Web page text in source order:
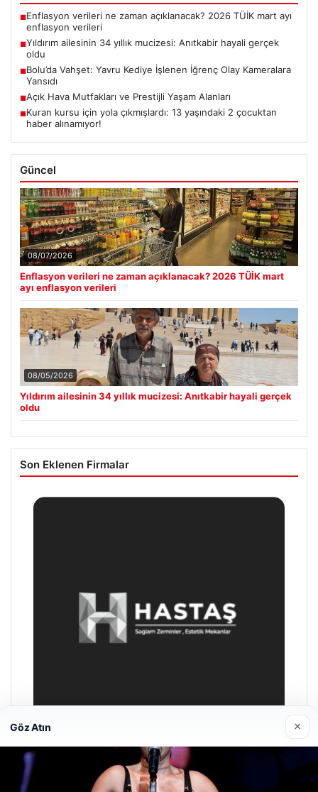
■Enflasyon verileri ne zaman açıklanacak? 2026 TÜİK mart ayı
enflasyon verileri
■Yıldırım ailesinin 34 yıllık mucizesi: Anıtkabir hayali gerçek
oldu
■Bolu’da Vahşet: Yavru Kediye İşlenen İğrenç Olay Kameralara
Yansıdı
■Açık Hava Mutfakları ve Prestijli Yaşam Alanları
■Kuran kursu için yola çıkmışlardı: 13 yaşındaki 2 çocuktan
haber alınamıyor!
Güncel
08/07/2026
Enflasyon verileri ne zaman açıklanacak? 2026 TÜİK mart
ayı enflasyon verileri
08/05/2026
Yıldırım ailesinin 34 yıllık mucizesi: Anıtkabir hayali gerçek
oldu
Son Eklenen Firmalar
Prenses Night Club
Göz Atın ×